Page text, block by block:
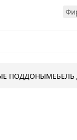
ПОДДОНЫ